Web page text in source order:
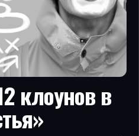
клоунов в